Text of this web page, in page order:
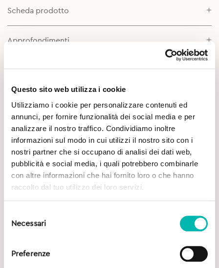
Questo sito web utilizza i cookie
Utilizziamo i cookie per personalizzare contenuti ed
annunci, per fornire funzionalità dei social media e per
analizzare il nostro traffico. Condividiamo inoltre
informazioni sul modo in cui utilizzi il nostro sito con i
nostri partner che si occupano di analisi dei dati web,
pubblicità e social media, i quali potrebbero combinarle
con altre informazioni che hai fornito loro o che hanno
raccolto dal tuo utilizzo dei loro servizi.
delNecessari
Preferenze
Scheda prodotto
Approfondimenti
Potrebbe Interessarti